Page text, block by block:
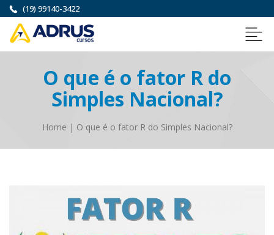
(19) 99140-3422
O que é o fator R do
Simples Nacional?
Home | O que é o fator R do Simples Nacional?